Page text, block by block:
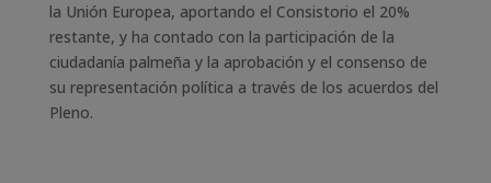
la Unión Europea, aportando el Consistorio el 20%
restante, y ha contado con la participación de la
ciudadanía palmeña y la aprobación y el consenso de
su representación política a través de los acuerdos del
Pleno.